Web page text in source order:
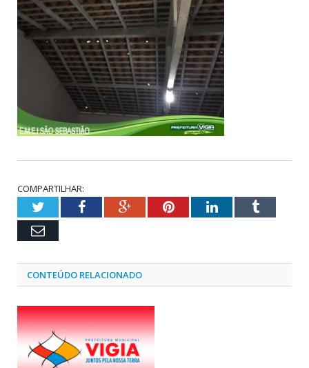
COMPARTILHAR:
TwitterFacebookGoogle+PinterestLinkedInTumblr
Email
CONTEÚDO RELACIONADO